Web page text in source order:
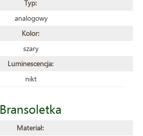
Typ:
analogowy
Kolor:
szary
Luminescencja:
nikt
Bransoletka
Materiał: